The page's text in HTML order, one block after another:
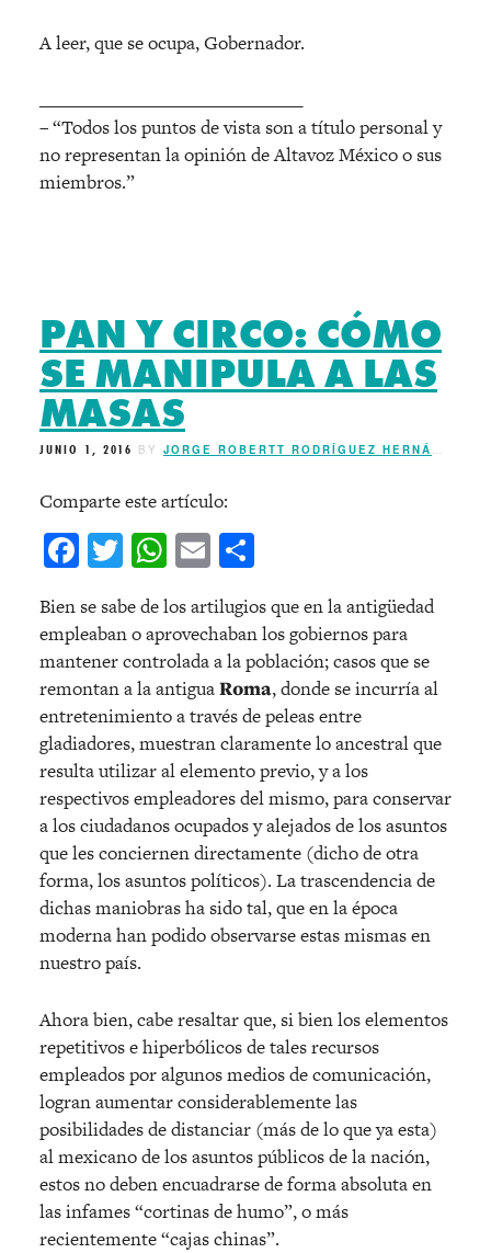
A leer, que se ocupa, Gobernador.
______________________________
– “Todos los puntos de vista son a título personal y
no representan la opinión de Altavoz México o sus
miembros.”
PAN Y CIRCO: CÓMO
SE MANIPULA A LAS
MASAS
JUNIO 1, 2016 BY JORGE ROBERTT RODRÍGUEZ HERNÁNDEZ
Comparte este artículo:
Facebook
Twitter
WhatsApp
Email
Bien se sabe de los artilugios que en la antigüedad
empleaban o aprovechaban los gobiernos para
mantener controlada a la población; casos que se
remontan a la antiguaRoma, donde se incurría al
entretenimiento a través de peleas entre
gladiadores, muestran claramente lo ancestral que
resulta utilizar al elemento previo, y a los
respectivos empleadores del mismo, para conservar
a los ciudadanos ocupados y alejados de los asuntos
que les conciernen directamente (dicho de otra
forma, los asuntos políticos). La trascendencia de
dichas maniobras ha sido tal, que en la época
moderna han podido observarse estas mismas en
nuestro país.
Ahora bien, cabe resaltar que, si bien los elementos
repetitivos e hiperbólicos de tales recursos
empleados por algunos medios de comunicación,
logran aumentar considerablemente las
posibilidades de distanciar (más de lo que ya esta)
al mexicano de los asuntos públicos de la nación,
estos no deben encuadrarse de forma absoluta en
las infames “cortinas de humo”, o más
recientemente “cajas chinas”.